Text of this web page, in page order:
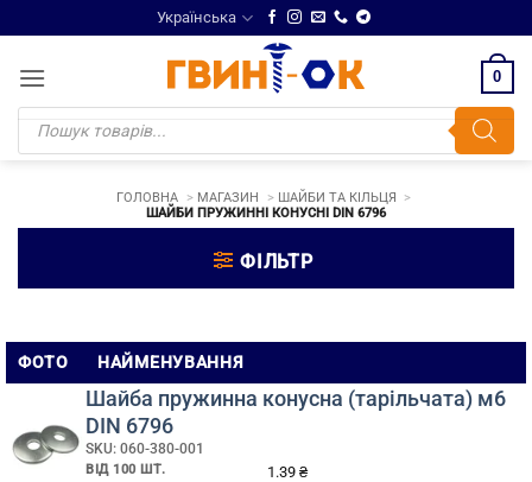
to
content
Українська
0
Products
search
ГОЛОВНА МАГАЗИН
ШАЙБИ ТА КІЛЬЦЯ
ШАЙБИ ПРУЖИННІ КОНУСНІ DIN 6796
ФІЛЬТР
Шайби
пружинні
конусні
DIN
ФОТО НАЙМЕНУВАННЯ
Шайба пружинна конусна (тарільчата) м6
DIN 6796
SKU: 060-380-001
ВІД 100 ШТ. 1.39 ₴